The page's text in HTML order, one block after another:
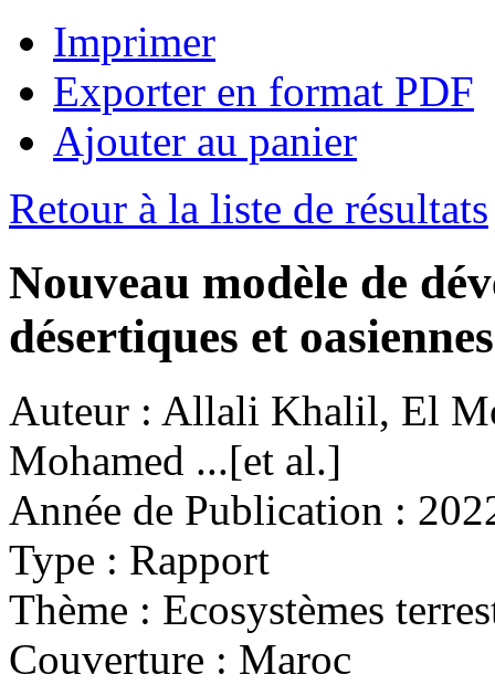
Imprimer
Exporter en format PDF
Ajouter au panier
Retour à la liste de résultats
Nouveau modèle de
désertiques et
Auteur : Allali Khalil, El
Mohamed ...[et al.]
Année de Publication :
Type : Rapport
Thème : Ecosystèmes
Couverture : Maroc